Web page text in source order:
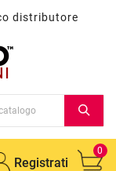
distributore
Registrati
0